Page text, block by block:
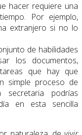
hacer requiere una
Por ejemplo,
extranjero si no lo
de habilidades
los documentos,
que hay que
simple proceso de
secretaria podrías
en esta sencilla